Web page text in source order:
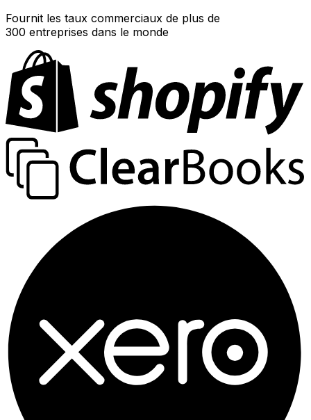
Fournit les taux commerciaux de plus de
300 entreprises dans le monde